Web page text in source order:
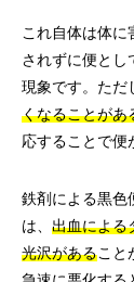
これ自体は体に
されずに便とし
現象です。ただ
くなることがあ
応することで便
鉄剤による黒色
は、 出血による
光沢があること